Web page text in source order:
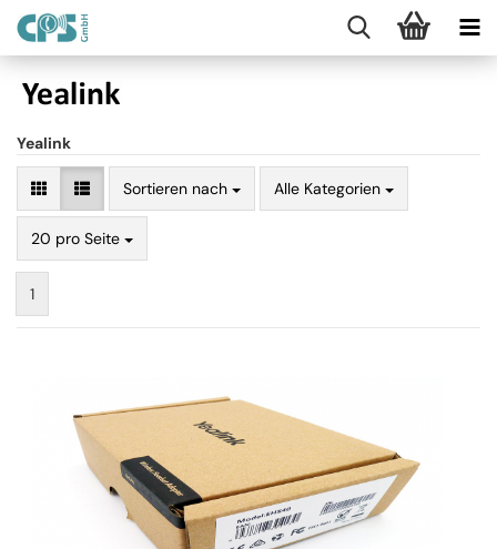
Yealink
Sortieren nach Alle Kategorien
20 pro Seite
1